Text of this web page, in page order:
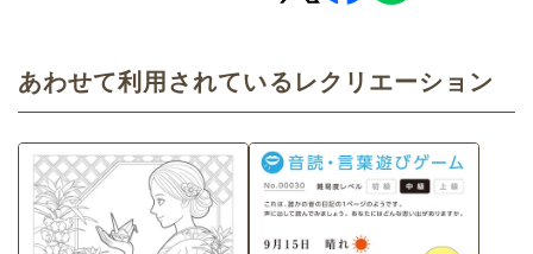
あわせて利用されているレクリエーション